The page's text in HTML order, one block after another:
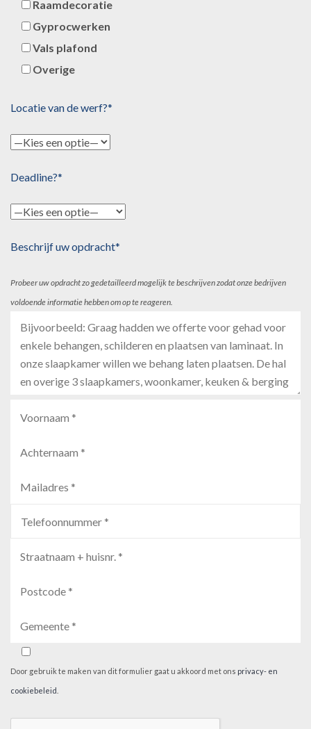
Raamdecoratie
Gyprocwerken
Vals plafond
Overige
Locatie van de werf?*
Deadline?*
Beschrijf uw opdracht*
Probeer uw opdracht zo gedetailleerd mogelijk te beschrijven zodat onze bedrijven
voldoende informatie hebben om op te reageren.
Door gebruik te maken van dit formulier gaat u akkoord met ons privacy- en
cookiebeleid